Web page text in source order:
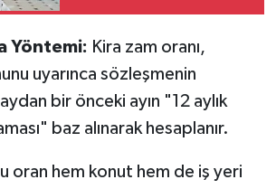
Tarihi İmza: Mekke
Ortak Savunma
Anlaşması
Yöntemi: Kira zam oranı,
uyarınca sözleşmenin
bir önceki ayın "12 aylık
baz alınarak hesaplanır.
oran hem konut hem de iş yeri